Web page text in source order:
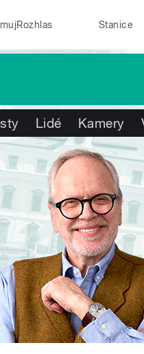
mujRozhlas Stanice
Lidé Kamery